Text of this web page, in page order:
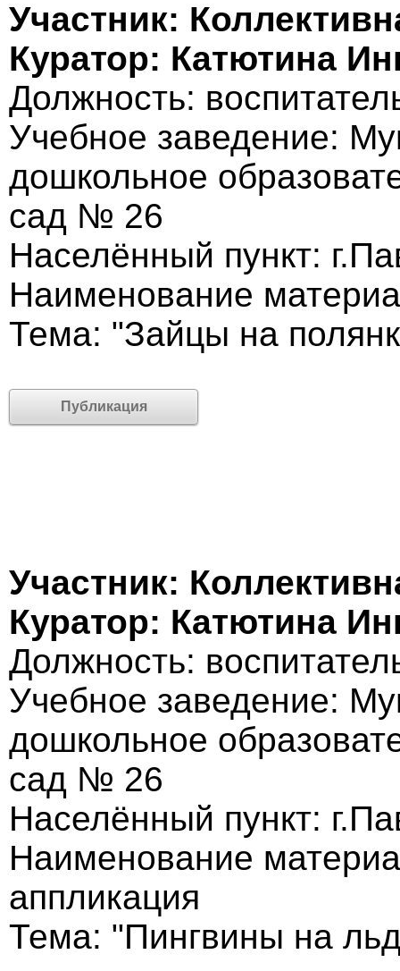
Участник:
Куратор: Катютина
Должность:
Учебное заведение:
дошкольное
сад № 26
Населённый пункт:
Наименование
Тема: "Зайцы на
Публикация
Участник:
Куратор: Катютина
Должность:
Учебное заведение:
дошкольное
сад № 26
Населённый пункт:
Наименование
аппликация
Тема: "Пингвины на